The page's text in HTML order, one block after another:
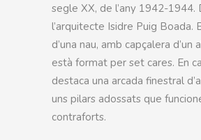
segle XX, de l’any 1942-1944.
l’arquitecte Isidre Puig Boada.
d’una nau, amb capçalera d’un
està format per set cares. En
destaca una arcada finestral
uns pilars adossats que
contraforts.